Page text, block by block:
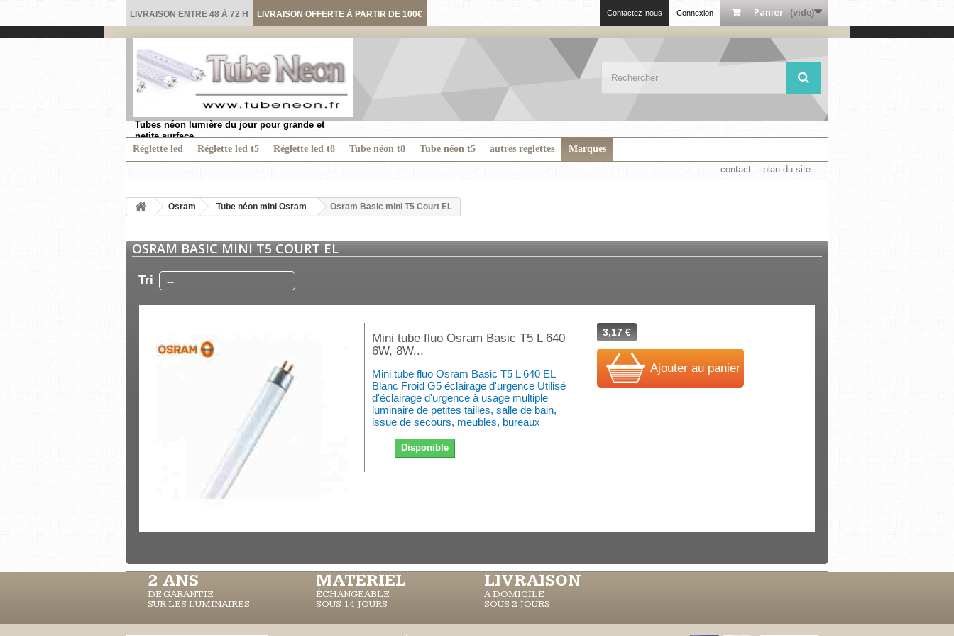
LIVRAISON ENTRE 48 À 72 H LIVRAISON OFFERTE À PARTIR DE 100€ Panier (vide)
Connexion
Contactez-nous
Tubes néon lumière du jour pour grande et
petite surface.
Réglette led
Réglette led t5 Réglette led t8 Tube néon t8 Tube néon t5 autres reglettes
Marques
contact
plan du site
Osram Tube néon mini Osram Osram Basic mini T5 Court EL
OSRAM BASIC MINI T5 COURT EL
Tri --
Mini tube fluo Osram Basic T5 L 640
6W, 8W...
Mini tube fluo Osram Basic T5 L 640 EL
Blanc Froid G5 éclairage d'urgence Utilisé
d'éclairage d'urgence à usage multiple
luminaire de petites tailles, salle de bain,
issue de secours, meubles, bureaux
Disponible
3,17 €
Ajouter au panier
2 ANS
DE GARANTIE
SUR LES LUMINAIRES
MATERIEL
ÉCHANGEABLE
SOUS 14 JOURS
LIVRAISON
A DOMICILE
SOUS 2 JOURS